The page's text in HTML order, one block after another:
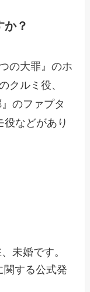
か？
の大罪』のホ
クルミ役、
のファプタ
などがあり
未婚です。
関する公式発